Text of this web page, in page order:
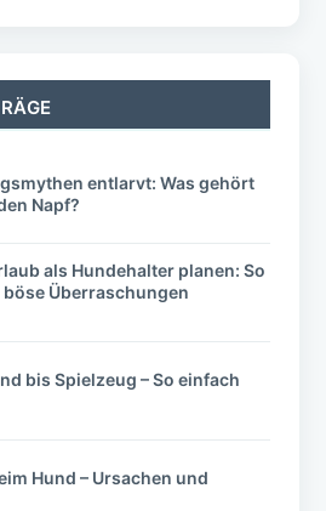
entlarvt: Was gehört
Napf?
als Hundehalter planen: So
Überraschungen
bis Spielzeug – So einfach
Hund – Ursachen und